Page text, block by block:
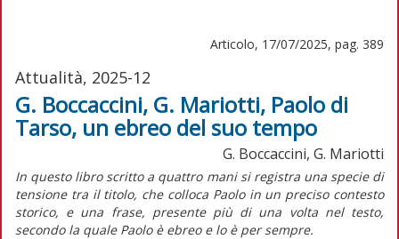
Articolo, 17/07/2025, pag. 389
Attualità, 2025-12
G. Boccaccini, G. Mariotti, Paolo di
Tarso, un ebreo del suo tempo
G. Boccaccini, G. Mariotti
In questo libro scritto a quattro mani si registra una specie di
tensione tra il titolo, che colloca Paolo in un preciso contesto
storico, e una frase, presente più di una volta nel testo,
secondo la quale Paolo è ebreo e lo è per sempre.